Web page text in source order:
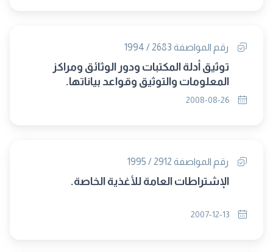
رقم المواصفة 2683 / 1994
توثيق أدلة المكتبات ودور الوثائق ومراكز
المعلومات والتوثيق وقواعد بياناتها.
رقم المواصفة 2912 / 1995
الإشتراطات العامة للأغذية الخاصة.